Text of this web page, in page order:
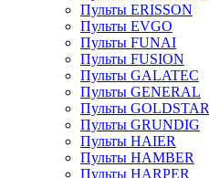
Пульты ERISSON
Пульты EVGO
Пульты FUNAI
Пульты FUSION
Пульты GALATEC
Пульты GENERAL
Пульты GOLDSTAR
Пульты GRUNDIG
Пульты HAIER
Пульты HAMBER
Пульты HARPER